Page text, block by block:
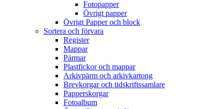
Fotopapper
Övrigt papper
Övrigt Papper och block
Sortera och förvara
Register
Mappar
Pärmar
Plastfickor och mappar
Arkivpärm och arkivkartong
Brevkorgar och tidskriftssamlare
Papperskorgar
Fotoalbum